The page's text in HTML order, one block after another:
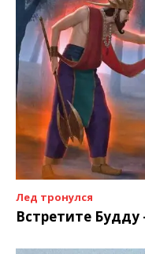
Лед тронулся
Встретите Будду